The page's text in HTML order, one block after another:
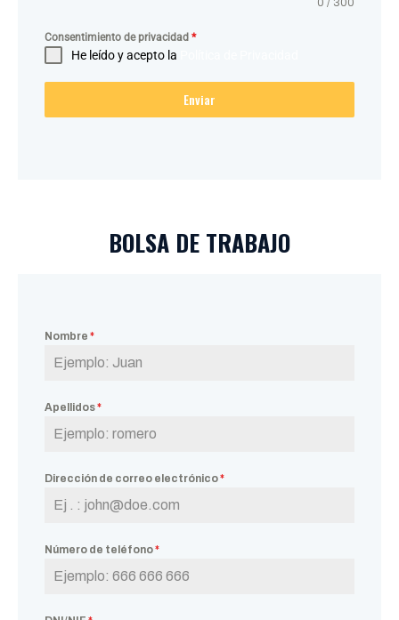
Consentimiento de privacidad *
He leído y acepto la
Enviar
BOLSA DE TRABAJO
Nombre *
Apellidos*
Dirección de correo electrónico*
Número de teléfono*